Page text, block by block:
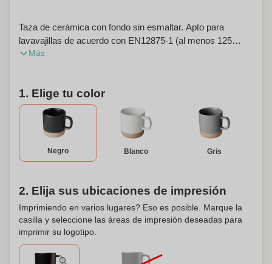
Taza de cerámica con fondo sin esmaltar. Apto para
lavavajillas de acuerdo con EN12875-1 (al menos 125
ciclos de lavado) para todos los métodos de decoración.
único.
Más
1. Elige tu color
Negro Blanco Gris
2. Elija sus ubicaciones de impresión
Imprimiendo en varios lugares? Eso es posible. Marque la
casilla y seleccione las áreas de impresión deseadas para
imprimir su logotipo.